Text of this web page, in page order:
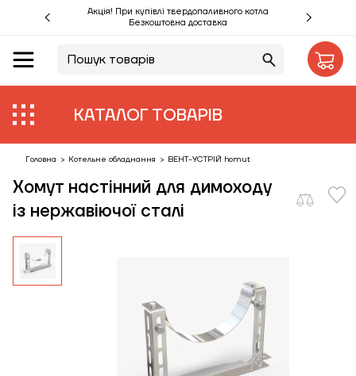
Акція! При купівлі твердопаливного котла
Безкоштовна доставка
КАТАЛОГ ТОВАРІВ
Акції %
Виробники
Об'єкти
Монтаж
Клієнтам
Статті
Головна > Котельне обладнання > ВЕНТ-УСТРІЙ homut
Хомут настінний для димоходу
із нержавіючої сталі